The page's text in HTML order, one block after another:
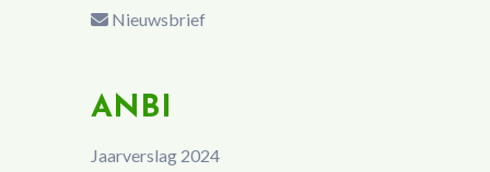
Nieuwsbrief
ANBI
Jaarverslag 2024